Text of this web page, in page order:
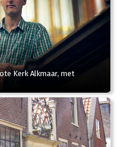
Kerk Alkmaar, met